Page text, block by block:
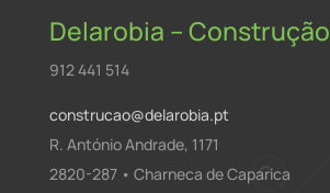
Delarobia – Construção
912 441 514
construcao@delarobia.pt
R. António Andrade, 1171
2820-287 • Charneca de Caparica